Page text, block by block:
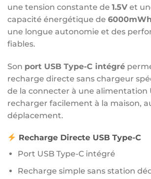
une tension constante de 1.5V et
capacité énergétique de 6000mWh
une longue autonomie et des
fiables.
Son port USB Type-C intégré
recharge directe sans chargeur
de la connecter à une alimentation
recharger facilement à la maison,
déplacement.
Recharge Directe USB Type-C
Port USB Type-C intégré
Recharge simple sans station